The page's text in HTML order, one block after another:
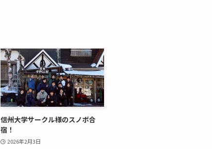
信州大学サークル様のスノボ合
宿！
2026年2月3日